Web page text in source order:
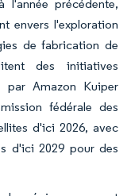
précédente,
envers l'exploration
de fabrication de
des initiatives
par Amazon Kuiper
fédérale des
d'ici 2026, avec
d'ici 2029 pour des